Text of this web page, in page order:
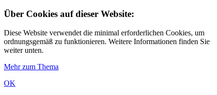
Über Cookies auf dieser Website:
Diese Website verwendet die minimal erforderlichen Cookies, um
ordnungsgemäß zu funktionieren. Weitere Informationen finden Sie
weiter unten.
Mehr zum Thema
OK